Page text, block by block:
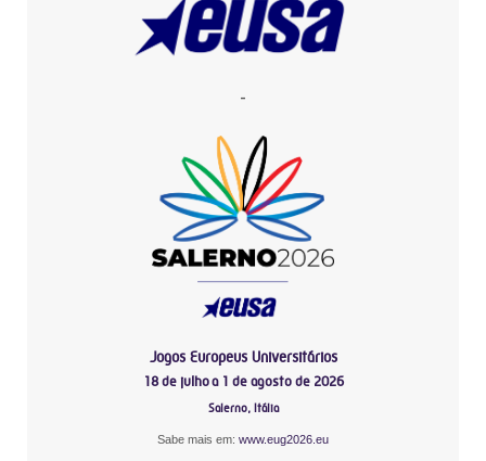
-
Jogos Europeus Universitários
18 de julho a 1 de agosto de 2026
Salerno, Itália
Sabe mais em: www.eug2026.eu